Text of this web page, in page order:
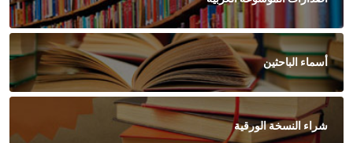
أسماء الباحثين
شراء النسخة الورقية